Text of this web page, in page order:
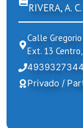
RIVERA, A. C.
Calle
Ext. 13
4939327344
Privado /